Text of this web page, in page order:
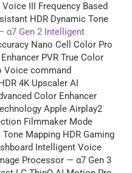
III Frequency Based
HDR Dynamic Tone
α7 Gen 2 Intelligent
Nano Cell Color Pro
PVR True Color
Voice command
4K Upscaler AI
Color Enhancer
Apple Airplay2
Filmmaker Mode
Mapping HDR Gaming
Intelligent Voice
Processor — α7 Gen 3